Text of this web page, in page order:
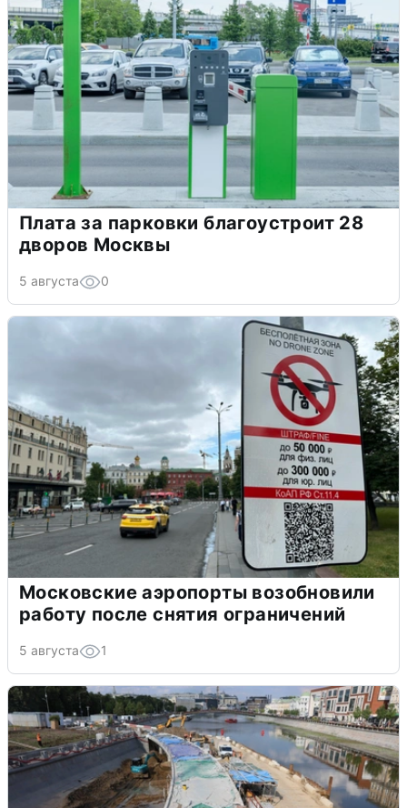
Плата за парковки благоустроит 28
дворов Москвы
5 августа 0
Московские аэропорты возобновили
работу после снятия ограничений
5 августа 1